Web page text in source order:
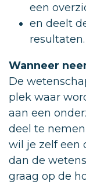
een
en deelt
resultaten.
Wanneer
De
plek waar
aan een
deel te
wil je zelf een
dan de
graag op de